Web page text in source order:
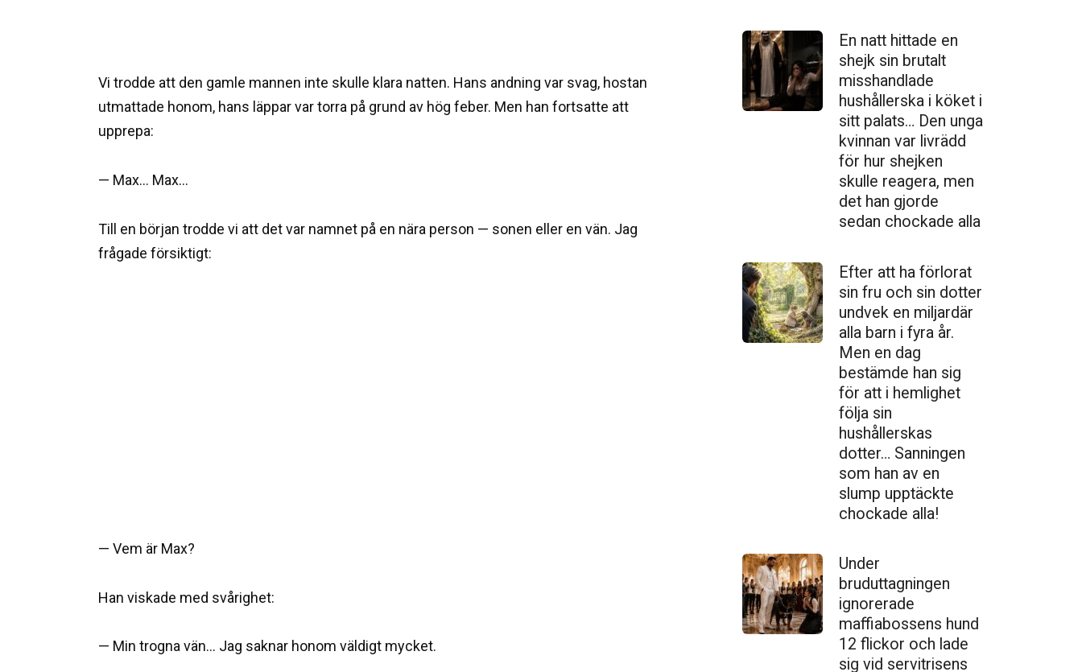
Vi trodde att den gamle mannen inte skulle klara natten. Hans andning var svag, hostan
utmattade honom, hans läppar var torra på grund av hög feber. Men han fortsatte att
upprepa:
— Max… Max…
Till en början trodde vi att det var namnet på en nära person — sonen eller en vän. Jag
frågade försiktigt:
— Vem är Max?
Han viskade med svårighet:
— Min trogna vän… Jag saknar honom väldigt mycket.
En natt hittade en
shejk sin brutalt
misshandlade
hushållerska i köket i
sitt palats… Den unga
kvinnan var livrädd
för hur shejken
skulle reagera, men
det han gjorde
sedan chockade alla
Efter att ha förlorat
sin fru och sin dotter
undvek en miljardär
alla barn i fyra år.
Men en dag
bestämde han sig
för att i hemlighet
följa sin
hushållerskas
dotter… Sanningen
som han av en
slump upptäckte
chockade alla!
Under
bruduttagningen
ignorerade
maffiabossens hund
12 flickor och lade
sig vid servitrisens